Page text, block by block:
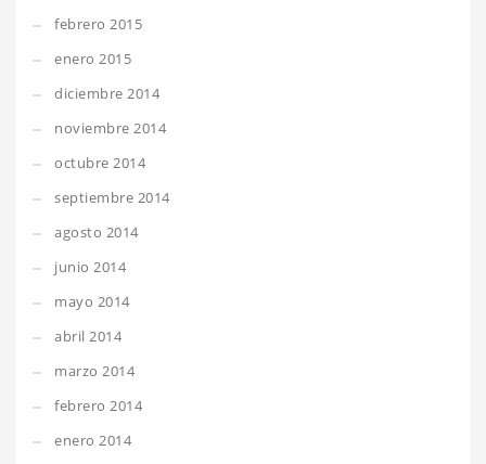
febrero 2015
enero 2015
diciembre 2014
noviembre 2014
octubre 2014
septiembre 2014
agosto 2014
junio 2014
mayo 2014
abril 2014
marzo 2014
febrero 2014
enero 2014